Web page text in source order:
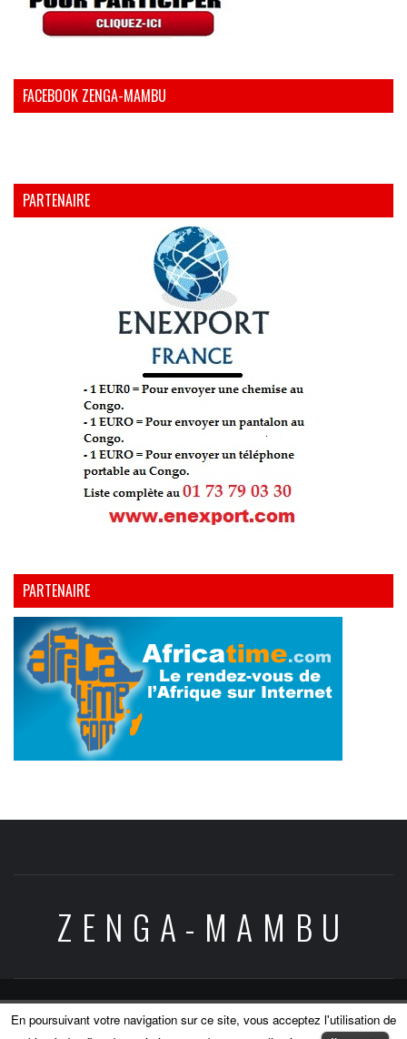
FACEBOOK ZENGA-MAMBU
PARTENAIRE
PARTENAIRE
ZENGA-MAMBU
Copyright © All rights reserved.|Theme:Elegant
MagazinebyAF themes.
En poursuivant votre navigation sur ce site, vous acceptez l'utilisation de